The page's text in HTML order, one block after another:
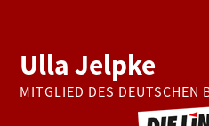
Ulla Jelpke
MITGLIED DES DEUTSCHEN